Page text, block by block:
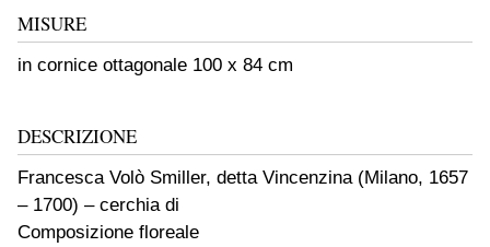
MISURE
in cornice ottagonale 100 x 84 cm
DESCRIZIONE
Francesca Volò Smiller, detta Vincenzina (Milano, 1657
– 1700) – cerchia di
Composizione floreale